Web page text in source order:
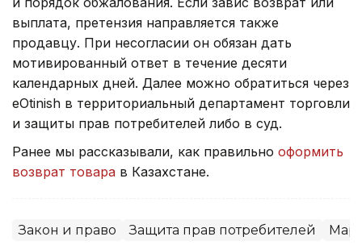
выплата, претензия направляется также
продавцу. При несогласии он обязан дать
мотивированный ответ в течение десяти
календарных дней. Далее можно обратиться через
eOtinish в территориальный департамент торговли
и защиты прав потребителей либо в суд.
Ранее мы рассказывали, как правильно оформить
возврат товара в Казахстане.
Закон и право Защита прав потребителей